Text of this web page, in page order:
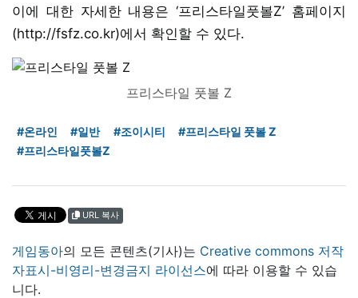
이에 대한 자세한 내용은 ‘프리스타일풋볼Z’ 홈페이지
(http://fsfz.co.kr)에서 확인할 수 있다.
프리스타일 풋볼 Z
#온라인 #일반 #조이시티
#프리스타일 풋볼 Z
#프리스타일풋볼Z
URL 복사
게임동아의 모든 콘텐츠(기사)는 Creative commons 저작
자표시-비영리-변경금지 라이선스에 따라 이용할 수 있습
니다.